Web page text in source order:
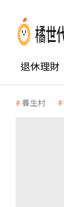
退休理財
養生村